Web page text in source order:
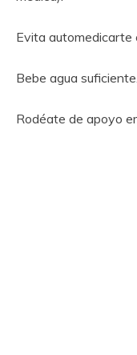
Evita automedicarte
Bebe agua suficiente.
Rodéate de apoyo